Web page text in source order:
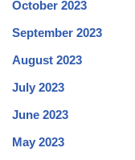
October 2023
September 2023
August 2023
July 2023
June 2023
May 2023